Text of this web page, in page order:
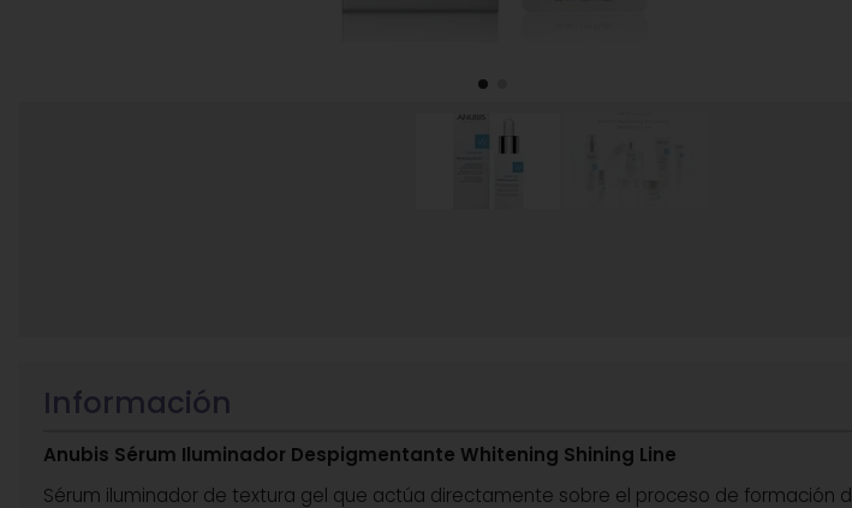
Información
Anubis Sérum Iluminador Despigmentante Whitening Shining Line
Sérum iluminador de textura gel que actúa directamente sobre el proceso de formación